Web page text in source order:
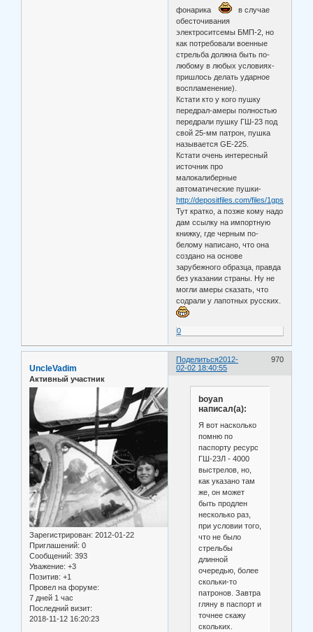
фонарика
в случае
обесточивания
электроситсемы БМП-2, но
как потребовали военные
стрельба должна быть по-
любому в любых условиях-
пришлось делать ударное
воспламенение).
Кстати кто у кого пушку
передрал-амеры полностью
передрали пушку ГШ-23 под
свой 25-мм патрон, пушка
называется GE-225.
Кстати очень интересный
источник про
малокалиберные
автоматические пушки-
http://depositfiles.com/files/1gpsly7pf.
Тут кратко, а позже кому надо
дам ссылку на импортную
книжку, где черным по-
белому написано, что она
создано на основе
зарубежного образца, правда
без указании страны. Ну не
могли амеры сказать, что
содрали у лапотных русских.
0
Поделиться 970
2012-
02-02 18:40:55
UncleVadim
Активный участник
Зарегистрирован: 2012-01-22
Приглашений: 0
Сообщений: 393
Уважение: +3
Позитив: +1
Провел на форуме:
7 дней 1 час
Последний визит:
2018-11-12 16:20:23
boyan
написал(а):
Я вот насколько
помню по
паспорту ресурс
ГШ-23Л - 4000
выстрелов, но,
как указано там
же, он может
быть продлен
несколько раз,
при условии того,
что не было
стрельбы
длинной
очередью, более
скольки-то
патронов. Завтра
гляну в паспорт и
точнее скажу
скольких.